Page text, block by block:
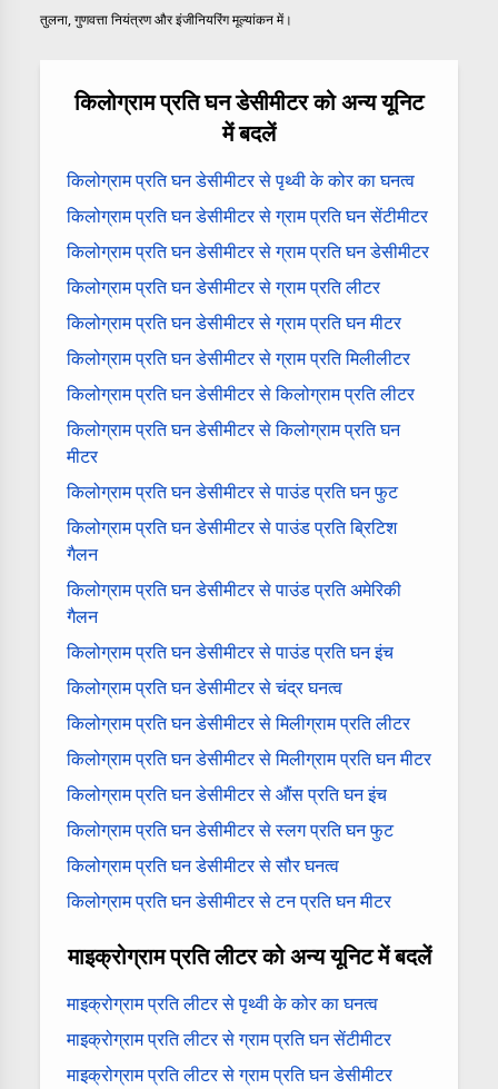
तुलना, गुणवत्ता नियंत्रण और इंजीनियरिंग मूल्यांकन में।
किलोग्राम प्रति घन डेसीमीटर को अन्य यूनिट
में बदलें
किलोग्राम प्रति घन डेसीमीटर से पृथ्वी के कोर का घनत्व
किलोग्राम प्रति घन डेसीमीटर से ग्राम प्रति घन सेंटीमीटर
किलोग्राम प्रति घन डेसीमीटर से ग्राम प्रति घन डेसीमीटर
किलोग्राम प्रति घन डेसीमीटर से ग्राम प्रति लीटर
किलोग्राम प्रति घन डेसीमीटर से ग्राम प्रति घन मीटर
किलोग्राम प्रति घन डेसीमीटर से ग्राम प्रति मिलीलीटर
किलोग्राम प्रति घन डेसीमीटर से किलोग्राम प्रति लीटर
किलोग्राम प्रति घन डेसीमीटर से किलोग्राम प्रति घन
मीटर
किलोग्राम प्रति घन डेसीमीटर से पाउंड प्रति घन फुट
किलोग्राम प्रति घन डेसीमीटर से पाउंड प्रति ब्रिटिश
गैलन
किलोग्राम प्रति घन डेसीमीटर से पाउंड प्रति अमेरिकी
गैलन
किलोग्राम प्रति घन डेसीमीटर से पाउंड प्रति घन इंच
किलोग्राम प्रति घन डेसीमीटर से चंद्र घनत्व
किलोग्राम प्रति घन डेसीमीटर से मिलीग्राम प्रति लीटर
किलोग्राम प्रति घन डेसीमीटर से मिलीग्राम प्रति घन मीटर
किलोग्राम प्रति घन डेसीमीटर से औंस प्रति घन इंच
किलोग्राम प्रति घन डेसीमीटर से स्लग प्रति घन फुट
किलोग्राम प्रति घन डेसीमीटर से सौर घनत्व
किलोग्राम प्रति घन डेसीमीटर से टन प्रति घन मीटर
माइक्रोग्राम प्रति लीटर को अन्य यूनिट में बदलें
माइक्रोग्राम प्रति लीटर से पृथ्वी के कोर का घनत्व
माइक्रोग्राम प्रति लीटर से ग्राम प्रति घन सेंटीमीटर
माइक्रोग्राम प्रति लीटर से ग्राम प्रति घन डेसीमीटर